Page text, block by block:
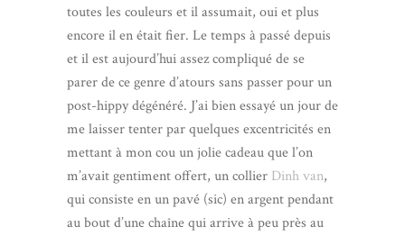
toutes les couleurs et il assumait, oui et plus
encore il en était fier. Le temps à passé depuis
et il est aujourd’hui assez compliqué de se
parer de ce genre d’atours sans passer pour un
post-hippy dégénéré. J’ai bien essayé un jour de
me laisser tenter par quelques excentricités en
mettant à mon cou un jolie cadeau que l’on
m’avait gentiment offert, un collier Dinh van,
qui consiste en un pavé (sic) en argent pendant
au bout d’une chaîne qui arrive à peu près au